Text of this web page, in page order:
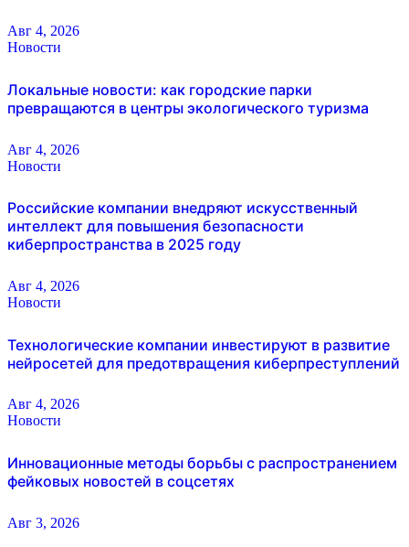
Авг 4, 2026
Новости
Локальные новости: как городские парки
превращаются в центры экологического туризма
Авг 4, 2026
Новости
Российские компании внедряют искусственный
интеллект для повышения безопасности
киберпространства в 2025 году
Авг 4, 2026
Новости
Технологические компании инвестируют в развитие
нейросетей для предотвращения киберпреступлений
Авг 4, 2026
Новости
Инновационные методы борьбы с распространением
фейковых новостей в соцсетях
Авг 3, 2026